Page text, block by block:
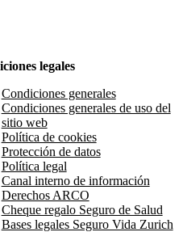
legales
Condiciones generales
Condiciones generales de uso del
sitio web
Política de cookies
Protección de datos
Política legal
Canal interno de información
Derechos ARCO
Cheque regalo Seguro de Salud
Bases legales Seguro Vida Zurich